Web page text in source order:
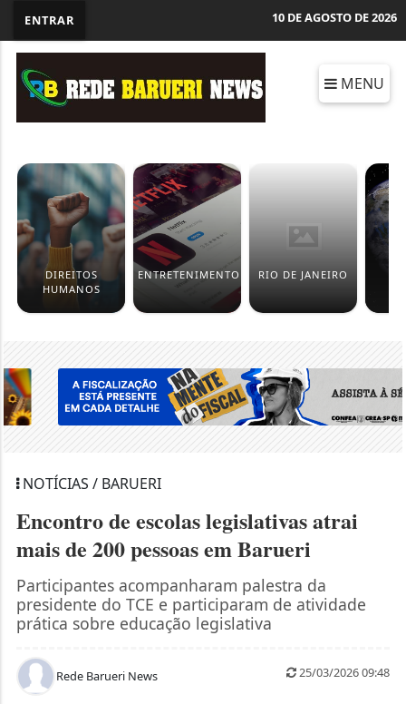
ENTRAR 10 DE AGOSTO DE 2026
MENU
DIREITOS
HUMANOS
ENTRETENIMENTO RIO DE JANEIRO
NOTÍCIAS / BARUERI
Encontro de escolas legislativas atrai
mais de 200 pessoas em Barueri
Participantes acompanharam palestra da
presidente do TCE e participaram de atividade
prática sobre educação legislativa
Rede Barueri News 25/03/2026 09:48